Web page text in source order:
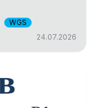
WGS
24.07.2026